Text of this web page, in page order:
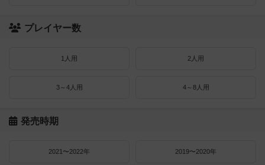
プレイヤー数
1人用 2人用
3～4人用 4～8人用
発売時期
2021〜2022年 2019〜2020年